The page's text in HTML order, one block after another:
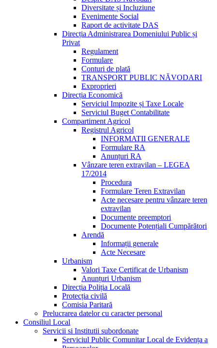
Diversitate și Incluziune
Evenimente Social
Raport de activitate DAS
Direcția Administrarea Domeniului Public și
Privat
Regulament
Formulare
Conturi de plată
TRANSPORT PUBLIC NĂVODARI
Exproprieri
Direcția Economică
Serviciul Impozite și Taxe Locale
Serviciul Buget Contabilitate
Compartiment Agricol
Registrul Agricol
INFORMATII GENERALE
Formulare RA
Anunțuri RA
Vânzare teren extravilan – LEGEA
17/2014
Procedura
Formulare Teren Extravilan
Acte necesare pentru vânzare teren
extravilan
Documente preemptori
Documente Potențiali Cumpărători
Arendă
Informații generale
Acte Necesare
Urbanism
Valori Taxe Certificat de Urbanism
Anunțuri Urbanism
Direcția Poliția Locală
Protecția civilă
Comisia Paritară
Prelucrarea datelor cu caracter personal
Consiliul Local
Servicii si Institutii subordonate
Serviciul Public Comunitar Local de Evidența a